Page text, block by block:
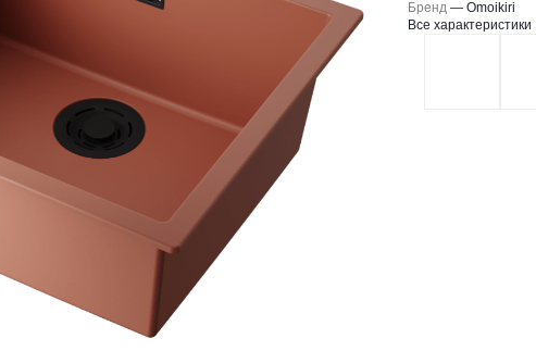
Бренд —Omoikiri
Все характеристики